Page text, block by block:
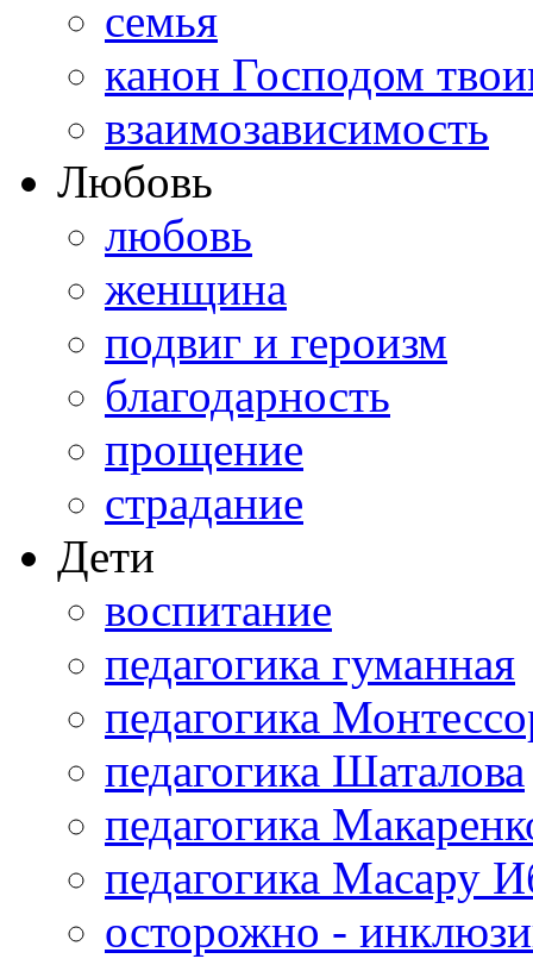
семья
канон Господом
взаимозависимость
Любовь
любовь
женщина
подвиг и героизм
благодарность
прощение
страдание
Дети
воспитание
педагогика гуманная
педагогика
педагогика Шаталова
педагогика
педагогика Масару
осторожно -